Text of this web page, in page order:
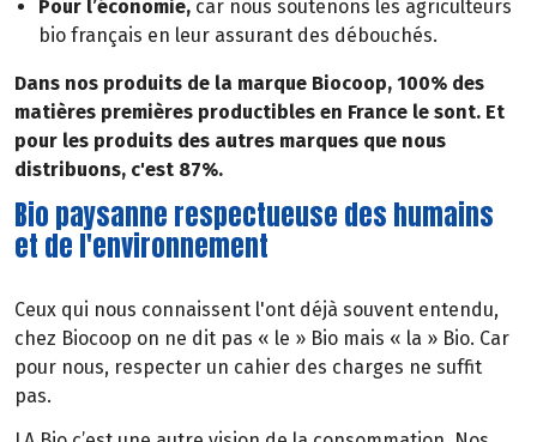
Pour l’économie, car nous soutenons les agriculteurs
bio français en leur assurant des débouchés.
Dans nos produits de la marque Biocoop, 100% des
matières premières productibles en France le sont. Et
pour les produits des autres marques que nous
distribuons, c'est 87%.
Bio paysanne respectueuse des humains
et de l'environnement
Ceux qui nous connaissent l'ont déjà souvent entendu,
chez Biocoop on ne dit pas « le » Bio mais « la » Bio. Car
pour nous, respecter un cahier des charges ne suffit
pas.